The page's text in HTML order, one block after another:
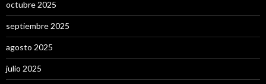
octubre 2025
septiembre 2025
agosto 2025
julio 2025